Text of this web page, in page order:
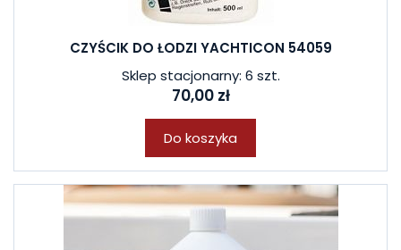
CZYŚCIK DO ŁODZI YACHTICON 54059
Sklep stacjonarny: 6 szt.
70,00 zł
Do koszyka